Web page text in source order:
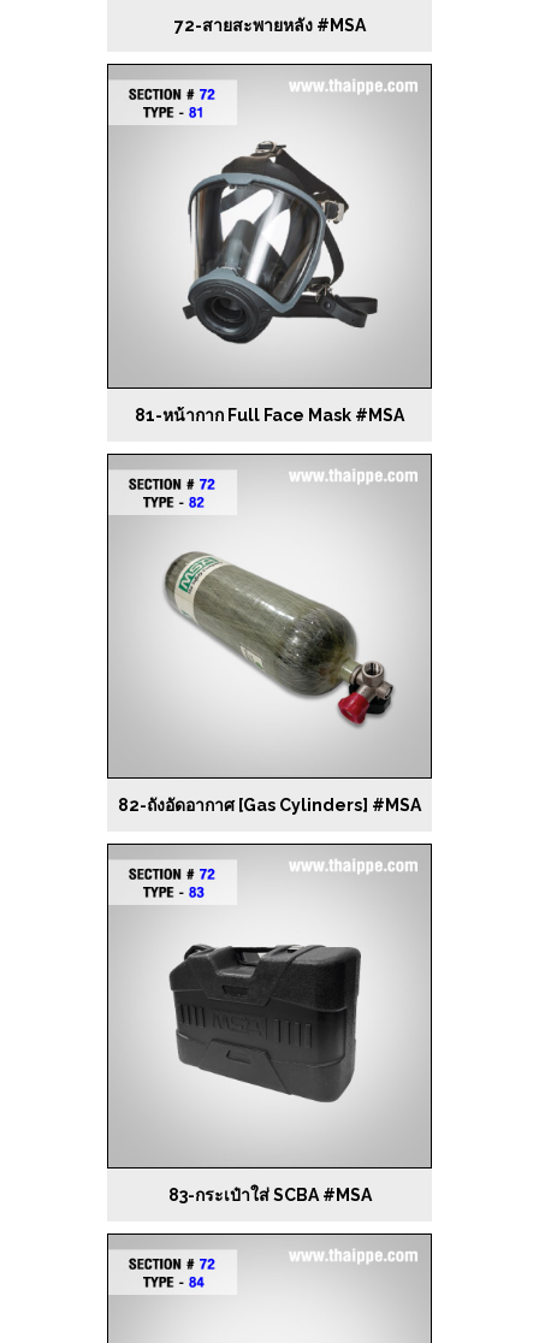
72-สายสะพายหลัง #MSA
81-หน้ากาก Full Face Mask #MSA
82-ถังอัดอากาศ [Gas Cylinders] #MSA
83-กระเป๋าใส่ SCBA #MSA